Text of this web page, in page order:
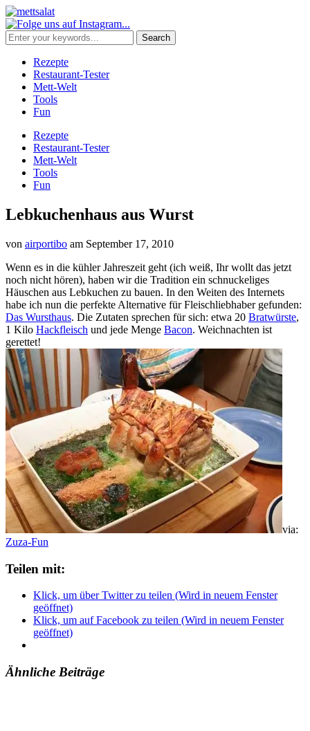
Rezepte
Restaurant-Tester
Mett-Welt
Tools
Fun
Rezepte
Restaurant-Tester
Mett-Welt
Tools
Fun
Lebkuchenhaus aus Wurst
von airportibo am September 17, 2010
Wenn es in die kühler Jahreszeit geht (ich weiß, Ihr wollt das jetzt
noch nicht hören), haben wir die Tradition ein schnuckeliges
Häuschen aus Lebkuchen zu bauen. In den Weiten des Internets
habe ich nun die perfekte Alternative für Fleischliebhaber gefunden:
Das Wursthaus. Die Zutaten sprechen für sich: etwa 20 Bratwürste,
1 Kilo Hackfleisch und jede Menge Bacon. Weichnachten ist
gerettet!
via:
Zuza-Fun
Teilen mit:
Klick, um über Twitter zu teilen (Wird in neuem Fenster
geöffnet)
Klick, um auf Facebook zu teilen (Wird in neuem Fenster
geöffnet)
Ähnliche Beiträge